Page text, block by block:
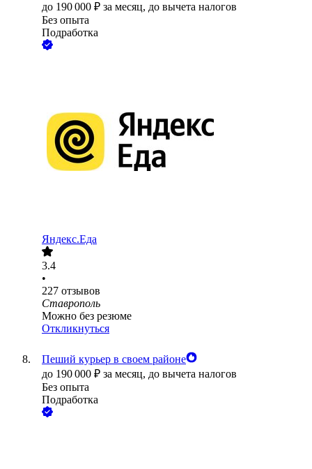
до 190 000 ₽ за месяц, до вычета налогов
Без опыта
Подработка
Яндекс.Еда
3.4
•
227 отзывов
Ставрополь
Можно без резюме
Откликнуться
Пеший курьер в своем районе
до 190 000 ₽ за месяц, до вычета налогов
Без опыта
Подработка